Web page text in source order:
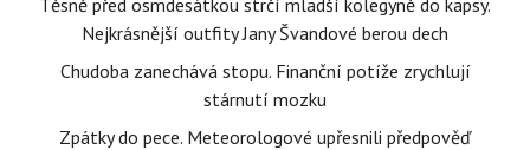
Těsně před osmdesátkou strčí mladší kolegyně do kapsy.
Nejkrásnější outfity Jany Švandové berou dech
Chudoba zanechává stopu. Finanční potíže zrychlují
stárnutí mozku
Zpátky do pece. Meteorologové upřesnili předpověď